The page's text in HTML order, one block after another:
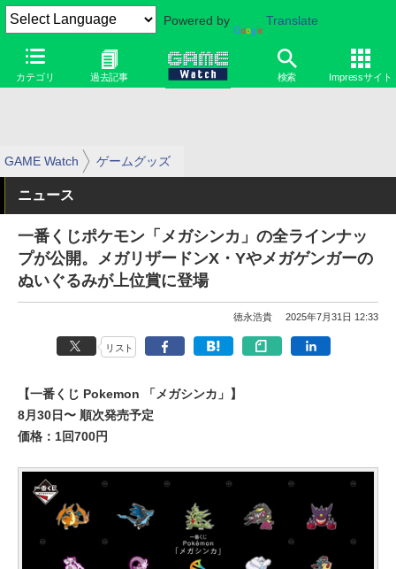
Powered by Translate
カテゴリ 過去記事 検索 Impressサイト
GAME Watch ゲームグッズ
ニュース
一番くじポケモン「メガシンカ」の全ラインナッ
プが公開。メガリザードンX・Yやメガゲンガーの
ぬいぐるみが上位賞に登場
徳永浩貴 2025年7月31日 12:33
リスト
【一番くじ Pokemon 「メガシンカ」】
8月30日〜 順次発売予定
価格：1回700円